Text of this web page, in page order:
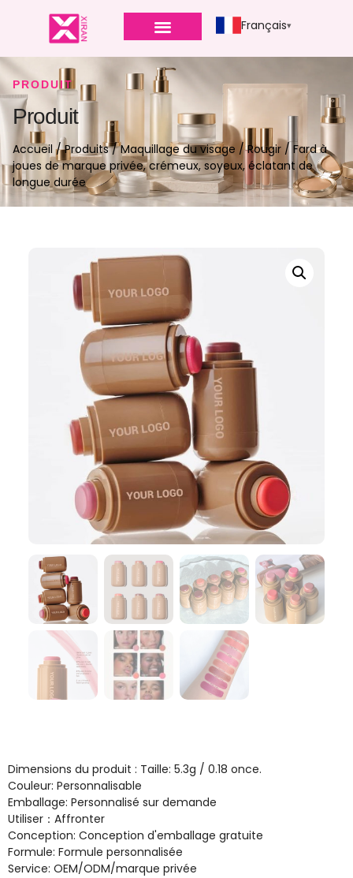
Français
PRODUIT
Produit
Accueil /Produits/Maquillage du visage /Rougir / Fard à
joues de marque privée, crémeux, soyeux, éclatant de
longue durée
Dimensions du produit : Taille: 5.3g / 0.18 once.
Couleur: Personnalisable
Emballage: Personnalisé sur demande
Utiliser：Affronter
Conception: Conception d'emballage gratuite
Formule: Formule personnalisée
Service: OEM/ODM/marque privée